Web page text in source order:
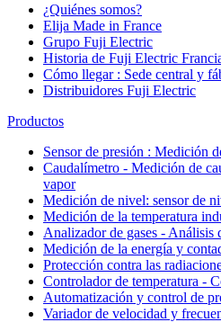
¿Quiénes somos?
Elija Made in France
Grupo Fuji Electric
Historia de Fuji Electric
Cómo llegar : Sede central y
Distribuidores Fuji Electric
Productos
Sensor de presión : Medición
Caudalímetro - Medición de
vapor
Medición de nivel: sensor de
Medición de la temperatura
Analizador de gases - Análisis
Medición de la energía y
Protección contra las
Controlador de temperatura -
Automatización y control de
Variador de velocidad y